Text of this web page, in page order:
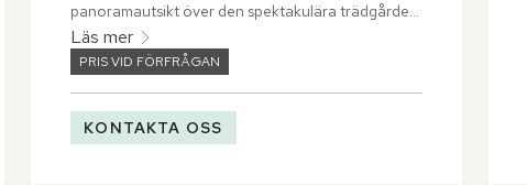
panoramautsikt över den spektakulära trädgården.
Låt dig bli ett med naturen genom att svalka dig i
utomhusduschen på terrassen samtidigt som du ser
ut över den vackra tropiska grönskan.
Läs mer
PRIS VID FÖRFRÅGAN
KONTAKTA OSS